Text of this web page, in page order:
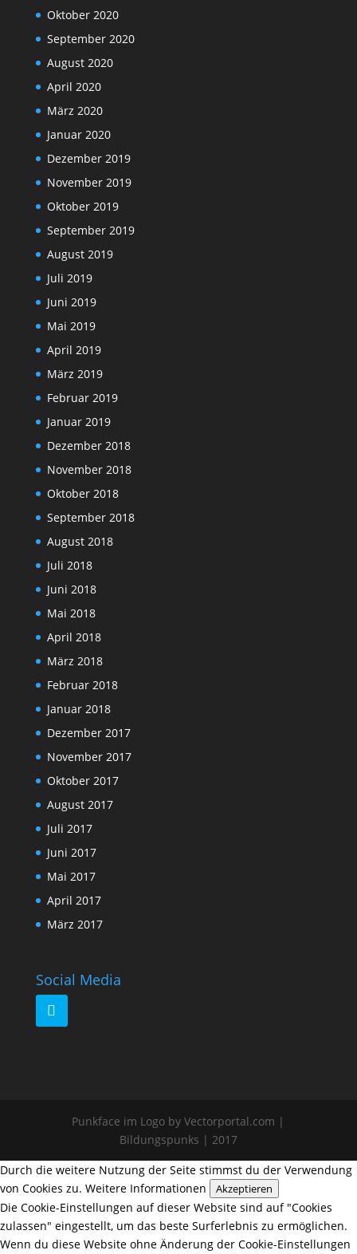
Oktober 2020
September 2020
August 2020
April 2020
März 2020
Januar 2020
Dezember 2019
November 2019
Oktober 2019
September 2019
August 2019
Juli 2019
Juni 2019
Mai 2019
April 2019
März 2019
Februar 2019
Januar 2019
Dezember 2018
November 2018
Oktober 2018
September 2018
August 2018
Juli 2018
Juni 2018
Mai 2018
April 2018
März 2018
Februar 2018
Januar 2018
Dezember 2017
November 2017
Oktober 2017
August 2017
Juli 2017
Juni 2017
Mai 2017
April 2017
März 2017
Social Media
Punkface im Logo by Vectorportal.com |
Bildungspunks | 2017
Durch die weitere Nutzung der Seite stimmst du der Verwendung
von Cookies zu. Weitere Informationen Akzeptieren
Die Cookie-Einstellungen auf dieser Website sind auf "Cookies
zulassen" eingestellt, um das beste Surferlebnis zu ermöglichen.
Wenn du diese Website ohne Änderung der Cookie-Einstellungen